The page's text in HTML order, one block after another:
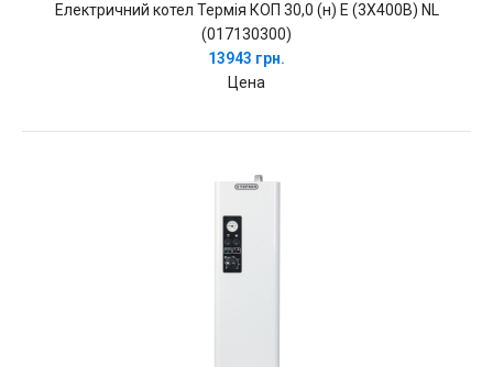
Електричний котел Термія КОП 30,0 (н) Е (3Х400В) NL
(017130300)
13943 грн.
Цена